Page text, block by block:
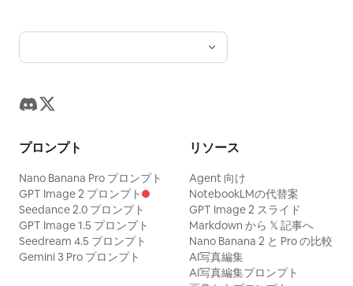
プロンプト
Nano Banana Pro プロンプト
GPT Image 2 プロンプト
Seedance 2.0 プロンプト
GPT Image 1.5 プロンプト
Seedream 4.5 プロンプト
Gemini 3 Pro プロンプト
リソース
Agent 向け
NotebookLMの代替案
GPT Image 2 スライド
Markdown から 𝕏 記事へ
Nano Banana 2 と Pro の比較
AI写真編集
AI写真編集プロンプト